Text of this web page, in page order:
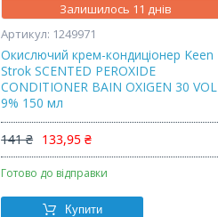
Залишилось 11 днів
1249971
Окислючий крем-кондиціонер Keen
Strok SCENTED PEROXIDE
CONDITIONER BAIN OXIGEN 30 VOL
9% 150 мл
141 ₴ 133,95 ₴
Готово до відправки
Купити